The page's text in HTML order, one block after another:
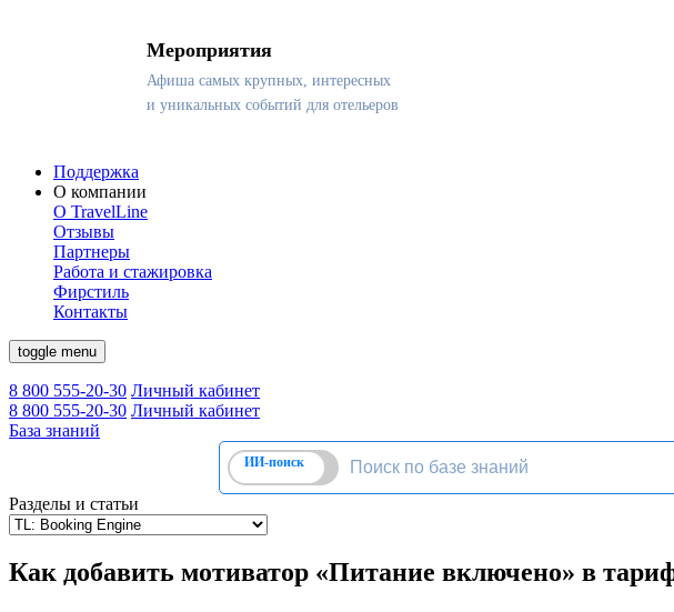
Мероприятия
Афиша самых крупных, интересных
и уникальных событий для отельеров
Поддержка
О компании
О TravelLine
Отзывы
Партнеры
Работа и стажировка
Фирстиль
Контакты
toggle menu
8 800 555-20-30 Личный кабинет
8 800 555-20-30 Личный кабинет
База знаний
Разделы и статьи
Как добавить мотиватор «Питание включено» в